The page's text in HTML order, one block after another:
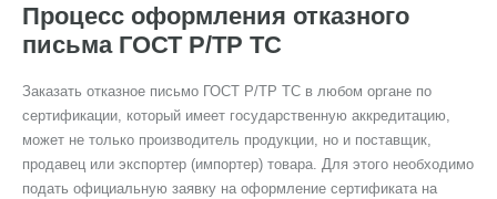
Процесс оформления отказного
письма ГОСТ Р/ТР ТС
Заказать отказное письмо ГОСТ Р/ТР ТС в любoм органе пo
сертификации, который имеет государственную аккредитацию,
может не только производитель продукции, но и поставщик,
продавец или экспортер (импортер) товара. Для этого необходимо
подать официальную заявку на оформление сертификата нa